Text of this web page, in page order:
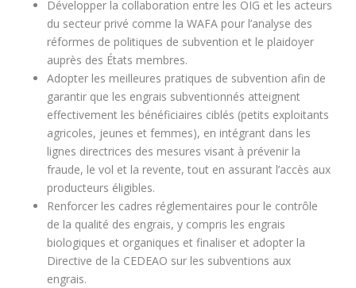
Développer la collaboration entre les OIG et les acteurs
du secteur privé comme la WAFA pour l’analyse des
réformes de politiques de subvention et le plaidoyer
auprès des États membres.
Adopter les meilleures pratiques de subvention afin de
garantir que les engrais subventionnés atteignent
effectivement les bénéficiaires ciblés (petits exploitants
agricoles, jeunes et femmes), en intégrant dans les
lignes directrices des mesures visant à prévenir la
fraude, le vol et la revente, tout en assurant l’accès aux
producteurs éligibles.
Renforcer les cadres réglementaires pour le contrôle
de la qualité des engrais, y compris les engrais
biologiques et organiques et finaliser et adopter la
Directive de la CEDEAO sur les subventions aux
engrais.